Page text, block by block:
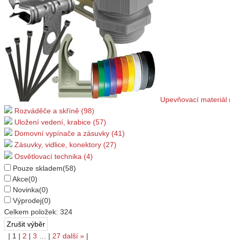
Upevňovací materiál
Rozváděče a skříně (98)
Uložení vedení, krabice (57)
Domovní vypínače a zásuvky (41)
Zásuvky, vidlice, konektory (27)
Osvětlovací technika (4)
Pouze skladem(58)
Akce(0)
Novinka(0)
Výprodej(0)
Celkem položek: 324
| 1 | 2 | 3 … | 27 další » |